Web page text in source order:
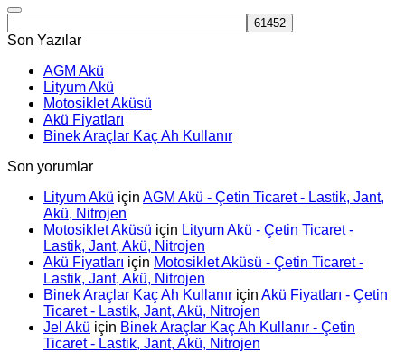
Son Yazılar
AGM Akü
Lityum Akü
Motosiklet Aküsü
Akü Fiyatları
Binek Araçlar Kaç Ah Kullanır
Son yorumlar
Lityum Akü için AGM Akü - Çetin Ticaret - Lastik, Jant,
Akü, Nitrojen
Motosiklet Aküsü için Lityum Akü - Çetin Ticaret -
Lastik, Jant, Akü, Nitrojen
Akü Fiyatları için Motosiklet Aküsü - Çetin Ticaret -
Lastik, Jant, Akü, Nitrojen
Binek Araçlar Kaç Ah Kullanır için Akü Fiyatları - Çetin
Ticaret - Lastik, Jant, Akü, Nitrojen
Jel Akü için Binek Araçlar Kaç Ah Kullanır - Çetin
Ticaret - Lastik, Jant, Akü, Nitrojen